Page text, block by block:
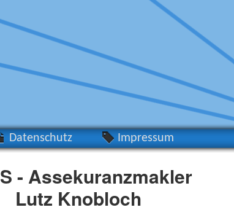
Datenschutz Impressum
- Assekuranzmakler
Lutz Knobloch